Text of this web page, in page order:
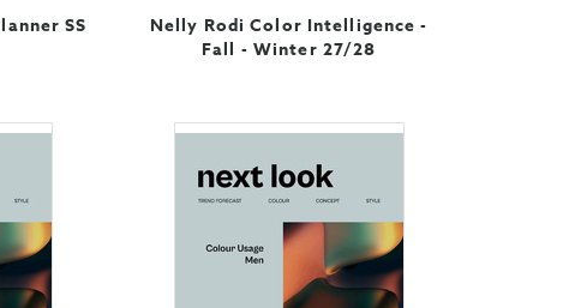
SS
Nelly Rodi Color Intelligence -
Fall - Winter 27/28